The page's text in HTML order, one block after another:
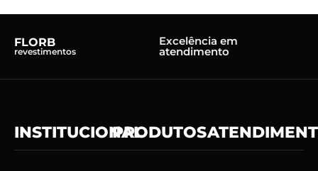
FLORB
revestimentos
Excelência em
atendimento
INSTITUCIONALPRODUTOS